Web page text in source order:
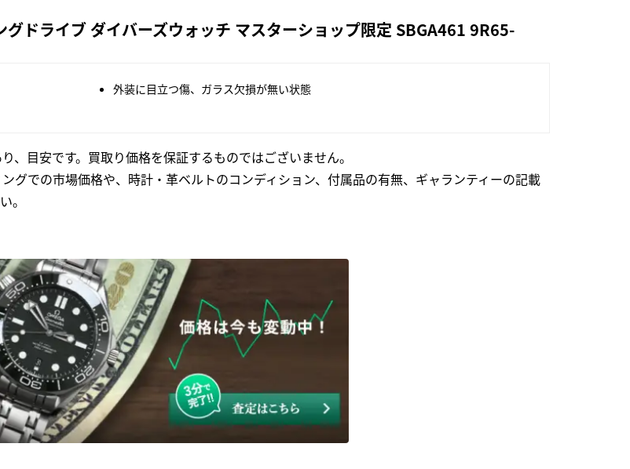
ドライブ ダイバーズウォッチ マスターショップ限定 SBGA461 9R65-
外装に目立つ傷、ガラス欠損が無い状態
、目安です。買取り価格を保証するものではございません。
グでの市場価格や、時計・革ベルトのコンディション、付属品の有無、ギャランティーの記載
。